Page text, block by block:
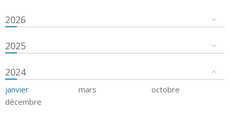
2026
2025
2024
janvier mars
octobre
décembre